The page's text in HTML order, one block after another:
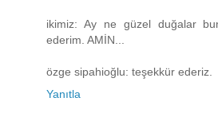
ikimiz: Ay ne güzel duğalar
ederim. AMİN...
özge sipahioğlu: teşekkür ederiz.
Yanıtla